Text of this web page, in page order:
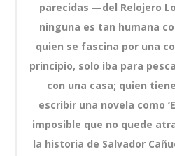
parecidas —del Relojero
ninguna es tan humana
quien se fascina por una
principio, solo iba para
con una casa; quien
escribir una novela como
imposible que no quede
la historia de Salvador